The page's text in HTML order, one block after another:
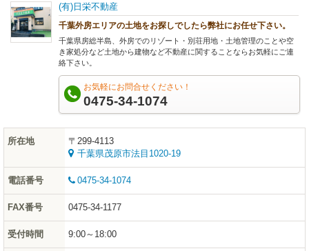
(有)日栄不動産
千葉外房エリアの土地をお探しでしたら弊社にお任せ下さい。
千葉県房総半島、外房でのリゾート・別荘用地・土地管理のことや空
き家処分など土地から建物など不動産に関することならお気軽にご連
絡下さい。
お気軽にお問合せください！
0475-34-1074
所在地
〒299-4113
千葉県茂原市法目1020-19
電話番号 0475-34-1074
FAX番号 0475-34-1177
受付時間 9:00～18:00